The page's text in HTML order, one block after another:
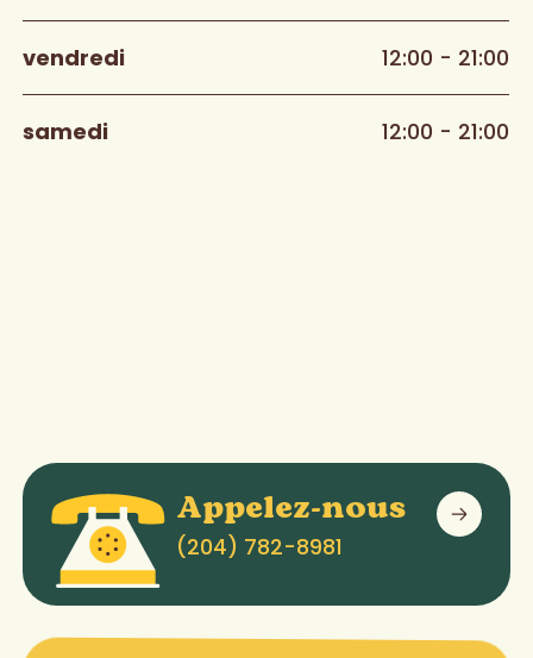
vendredi 12:00 - 21:00
samedi 12:00 - 21:00
Appelez-nous
(204) 782-8981